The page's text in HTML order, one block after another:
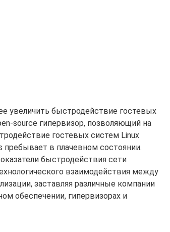
увеличить быстродействие гостевых
source гипервизор, позволяющий на
гостевых систем Linux
пребывает в плачевном состоянии.
быстродействия сети
взаимодействия между
заставляя различные компании
обеспечении, гипервизорах и